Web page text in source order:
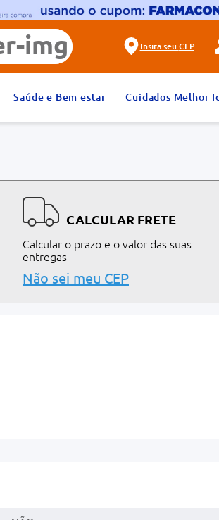
Insira seu CEP
Saúde e Bem estar Cuidados Melhor
CALCULAR FRETE
Calcular o prazo e o valor das suas
entregas
Não sei meu CEP